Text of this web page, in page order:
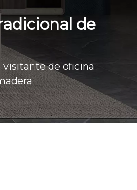
de
visitante de oficina